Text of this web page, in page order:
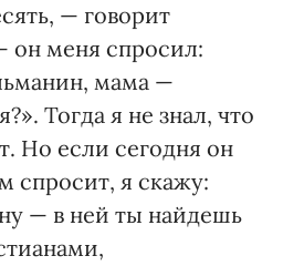
— говорит
он меня спросил:
мама —
Тогда я не знал, что
Но если сегодня он
спросит, я скажу:
— в ней ты найдешь